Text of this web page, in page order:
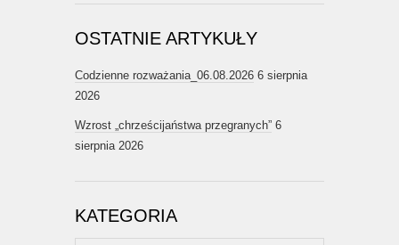
OSTATNIE ARTYKUŁY
Codzienne rozważania_06.08.2026 6 sierpnia
2026
Wzrost „chrześcijaństwa przegranych” 6
sierpnia 2026
KATEGORIA